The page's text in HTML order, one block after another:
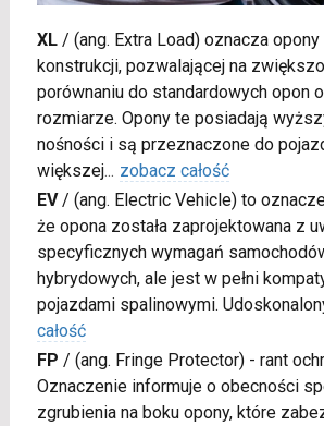
XL/ (ang. Extra Load) oznacza
konstrukcji, pozwalającej na
porównaniu do standardowych opon
rozmiarze. Opony te posiadają
nośności i są przeznaczone do
większej... zobacz całość
EV/ (ang. Electric Vehicle) to
że opona została zaprojektowana z
specyficznych wymagań
hybrydowych, ale jest w pełni
pojazdami spalinowymi.
całość
FP / (ang. Fringe Protector) - rant
Oznaczenie informuje o obecności
zgrubienia na boku opony, które